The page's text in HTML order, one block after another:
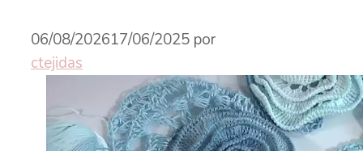
06/08/202617/06/2025 por
ctejidas